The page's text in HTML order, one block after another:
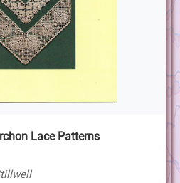
Lace Patterns